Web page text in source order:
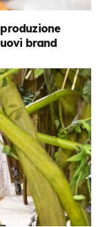
brand